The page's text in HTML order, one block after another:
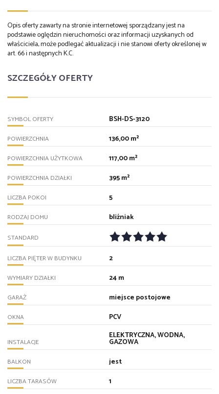
Opis oferty zawarty na stronie internetowej sporządzany jest na
podstawie oględzin nieruchomości oraz informacji uzyskanych od
właściciela, może podlegać aktualizacji i nie stanowi oferty określonej w
art. 66 i następnych K.C.
SZCZEGÓŁY OFERTY
SYMBOL OFERTY BSH-DS-3120
POWIERZCHNIA 136,00 m²
POWIERZCHNIA UŻYTKOWA 117,00 m²
POWIERZCHNIA DZIAŁKI 395 m²
LICZBA POKOI 5
RODZAJ DOMU bliźniak
STANDARD
LICZBA PIĘTER W BUDYNKU 2
WYMIARY DZIAŁKI 24 m
GARAŻ miejsce postojowe
OKNA PCV
INSTALACJE
ELEKTRYCZNA, WODNA,
GAZOWA
BALKON jest
LICZBA TARASÓW 1